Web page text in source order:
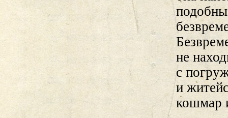
не
с
и
кошмар